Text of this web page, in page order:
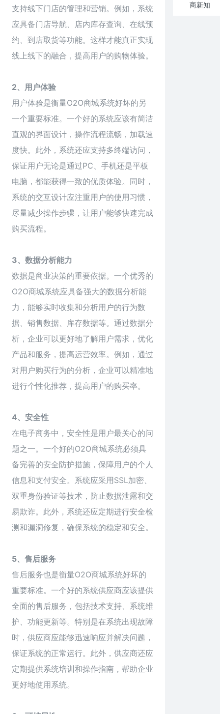
支持线下门店的管理和营销。例如，系统
应具备门店导航、店内库存查询、在线预
约、到店取货等功能。这样才能真正实现
线上线下的融合，提高用户的购物体验。
2、用户体验
用户体验是衡量O2O商城系统好坏的另
一个重要标准。一个好的系统应该有简洁
直观的界面设计，操作流程流畅，加载速
度快。此外，系统还应支持多终端访问，
保证用户无论是通过PC、手机还是平板
电脑，都能获得一致的优质体验。同时，
系统的交互设计应注重用户的使用习惯，
尽量减少操作步骤，让用户能够快速完成
购买流程。
3、数据分析能力
数据是商业决策的重要依据。一个优秀的
O2O商城系统应具备强大的数据分析能
力，能够实时收集和分析用户的行为数
据、销售数据、库存数据等。通过数据分
析，企业可以更好地了解用户需求，优化
产品和服务，提高运营效率。例如，通过
对用户购买行为的分析，企业可以精准地
进行个性化推荐，提高用户的购买率。
4、安全性
在电子商务中，安全性是用户最关心的问
题之一。一个好的O2O商城系统必须具
备完善的安全防护措施，保障用户的个人
信息和支付安全。系统应采用SSL加密、
双重身份验证等技术，防止数据泄露和交
易欺诈。此外，系统还应定期进行安全检
测和漏洞修复，确保系统的稳定和安全。
5、售后服务
售后服务也是衡量O2O商城系统好坏的
重要标准。一个好的系统供应商应该提供
全面的售后服务，包括技术支持、系统维
护、功能更新等。特别是在系统出现故障
时，供应商应能够迅速响应并解决问题，
保证系统的正常运行。此外，供应商还应
定期提供系统培训和操作指南，帮助企业
更好地使用系统。
商新知